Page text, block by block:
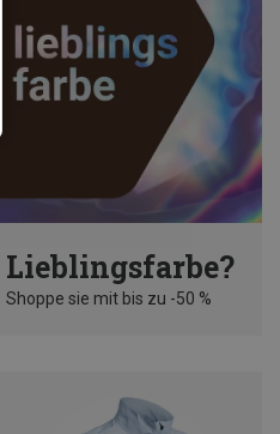
Lieblingsfarbe?
Shoppe sie mit bis zu -50 %